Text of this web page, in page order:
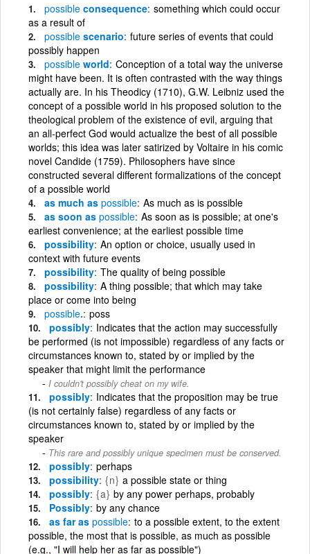
possible consequence something which could occur
as a result of
possible scenario future series of events that could
possibly happen
possible world Conception of a total way the universe
might have been. It is often contrasted with the way things
actually are. In his Theodicy (1710), G.W. Leibniz used the
concept of a possible world in his proposed solution to the
theological problem of the existence of evil, arguing that
an all-perfect God would actualize the best of all possible
worlds; this idea was later satirized by Voltaire in his comic
novel Candide (1759). Philosophers have since
constructed several different formalizations of the concept
of a possible world
as much as possible As much as is possible
as soon as possible As soon as is possible; at one's
earliest convenience; at the earliest possible time
possibility An option or choice, usually used in
context with future events
possibility The quality of being possible
possibility A thing possible; that which may take
place or come into being
possible. poss
possibly Indicates that the action may successfully
be performed (is not impossible) regardless of any facts or
circumstances known to, stated by or implied by the
speaker that might limit the performance
I couldn't possibly cheat on my wife.
possibly Indicates that the proposition may be true
(is not certainly false) regardless of any facts or
circumstances known to, stated by or implied by the
speaker
This rare and possibly unique specimen must be conserved.
possibly perhaps
possibility {n} a possible state or thing
possibly {a} by any power perhaps, probably
Possibly by any chance
as far as possible to a possible extent, to the extent
possible, the most that is possible, as much as possible
(e.g., "I will help her as far as possible")